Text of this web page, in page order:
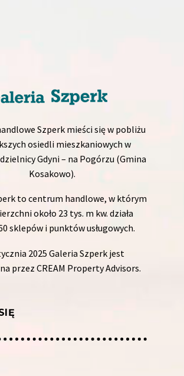
Szperk mieści się w pobliżu
osiedli mieszkaniowych w
Gdyni – na Pogórzu (Gmina
Kosakowo).
to centrum handlowe, w którym
około 23 tys. m kw. działa
sklepów i punktów usługowych.
2025 Galeria Szperk jest
przez CREAM Property Advisors.